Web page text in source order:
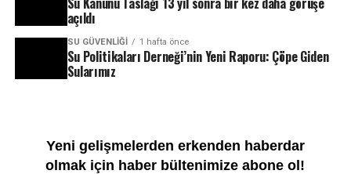
açıldı
SU GÜVENLIĞI 1 hafta önce
Su Politikaları Derneği’nin Yeni Raporu: Çöpe Giden
Sularımız
Yeni gelişmelerden erkenden haberdar
olmak için haber bültenimize abone ol!